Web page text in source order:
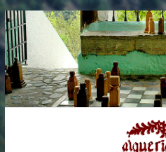
Saltar
al
contenido